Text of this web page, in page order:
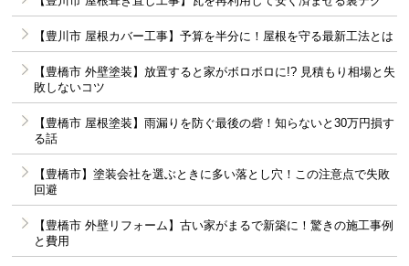
【豊川市 屋根カバー工事】予算を半分に！屋根を守る最新工法とは
【豊橋市 外壁塗装】放置すると家がボロボロに!? 見積もり相場と失
敗しないコツ
【豊橋市 屋根塗装】雨漏りを防ぐ最後の砦！知らないと30万円損す
る話
【豊橋市】塗装会社を選ぶときに多い落とし穴！この注意点で失敗
回避
【豊橋市 外壁リフォーム】古い家がまるで新築に！驚きの施工事例
と費用